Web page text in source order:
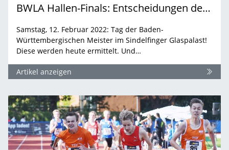
BWLA Hallen-Finals: Entscheidungen der Männer
Samstag, 12. Februar 2022: Tag der Baden-
Württembergischen Meister im Sindelfinger Glaspalast!
Diese werden heute ermittelt. Und…
Artikel anzeigen